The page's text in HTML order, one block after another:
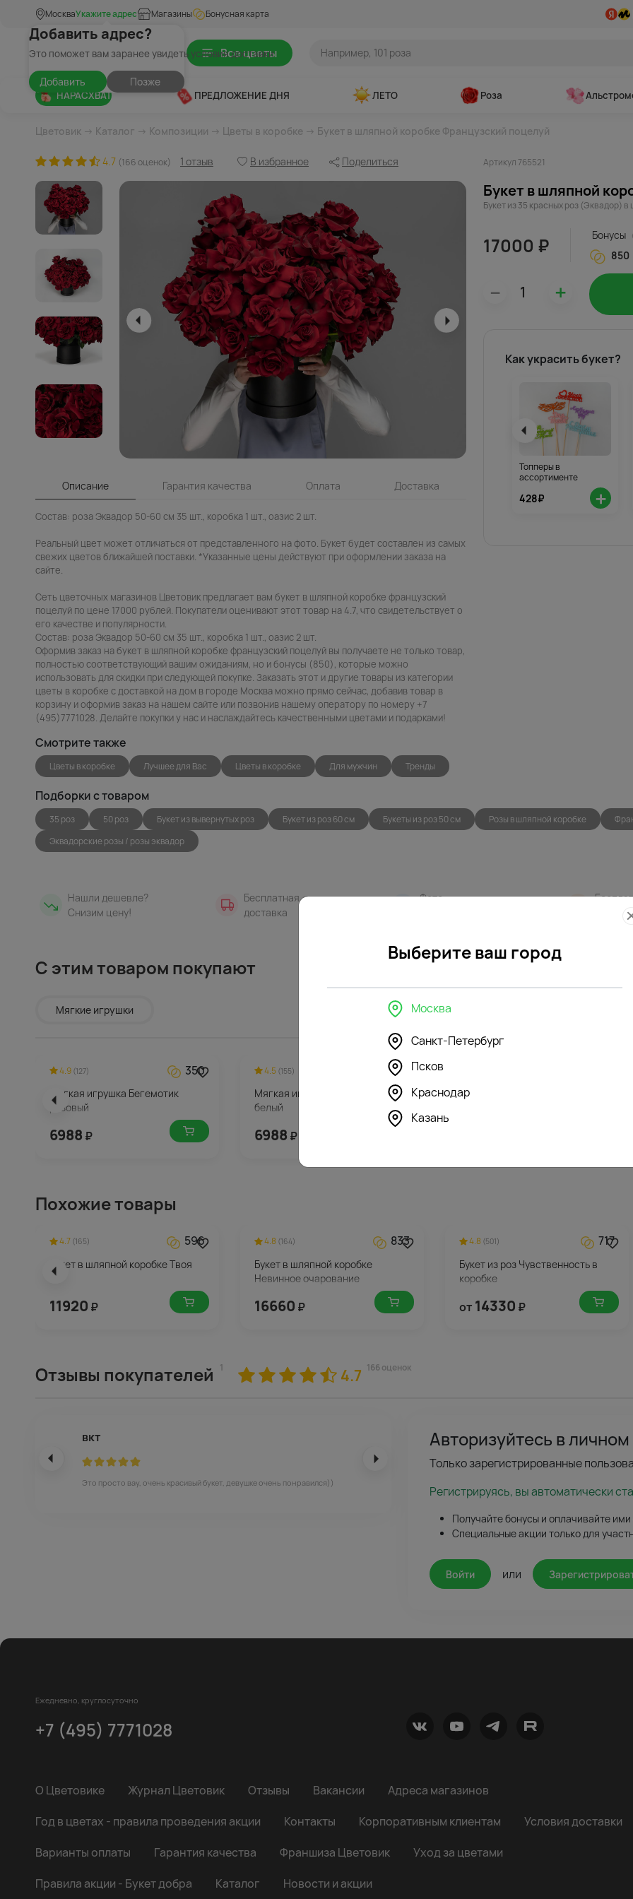
МоскваУкажите адрес
Добавить адрес?
Это поможет вам заранее увидеть условия доставки
Добавить Позже
Магазины Бонусная карта
Все цветы
НАРАСХВАТ ПРЕДЛОЖЕНИЕ ДНЯ ЛЕТО Роза
Цветовик → Каталог → Композиции → Цветы в коробке → Букет в шляпной коробке Французский поцелуй
4.7 (166 оценок) 1 отзыв В избранное Поделиться Артикул 765521
Описание Гарантия качества Оплата Доставка
Состав: роза Эквадор 50-60 см 35 шт., коробка 1 шт., оазис 2 шт.
Реальный цвет может отличаться от представленного на фото. Букет будет составлен из самых
свежих цветов ближайшей поставки. *Указанные цены действуют при оформлении заказа на
сайте.
Сеть цветочных магазинов Цветовик предлагает вам букет в шляпной коробке французский
поцелуй по цене 17000 рублей. Покупатели оценивают этот товар на 4.7, что свидетельствует о
его качестве и популярности.
Состав: роза Эквадор 50-60 см 35 шт., коробка 1 шт., оазис 2 шт.
Оформив заказ на букет в шляпной коробке французский поцелуй вы получаете не только товар,
полностью соответствующий вашим ожиданиям, но и бонусы (850), которые можно
использовать для скидки при следующей покупке. Заказать этот и другие товары из категории
цветы в коробке с доставкой на дом в городе Москва можно прямо сейчас, добавив товар в
корзину и оформив заказ на нашем сайте или позвонив нашему оператору по номеру +7
(495)7771028. Делайте покупки у нас и наслаждайтесь качественными цветами и подарками!
Букет в шляпной
Букет из 35 красных роз (Эквадор)
17000 ₽
Бонусы
850
– +
Как украсить букет?
Топперы в
ассортименте
428₽ +
Смотрите также
Цветы в коробке Лучшее для Вас Цветы в коробке Для мужчин Тренды
Подборки с товаром
35 роз 50 роз Букет из вывернутых роз Букет из роз 60 см Букеты из роз 50 см Розы в шляпной коробке
Эквадорские розы / розы эквадор
Нашли дешевле?
Снизим цену!
Бесплатная
доставка
Фото
С этим товаром покупают
Мягкие игрушки
4.9 (127) 350
Мягкая игрушка Бегемотик
розовый
6988 ₽
4.5 (155) 350
Мягкая игрушка Бегемотик
белый
6988 ₽
Мягкая игрушка Зайка Глори
Похожие товары
4.7 (165) 596
Букет в шляпной коробке Твоя
11920 ₽
4.8 (164) 833
Букет в шляпной коробке
Невинное очарование
16660 ₽
4.8 (501) 717
Букет из роз Чувственность в
коробке
от 14330 ₽
Отзывы покупателей 1 4.7 166 оценок
вкт
Это просто вау, очень красивый букет, девушке очень понравился))
Авторизуйтесь в
Только зарегистрированные
Регистрируясь, вы автоматически
Получайте бонусы и оплачивайте ими
Специальные акции только для
Войти или
Ежедневно, круглосуточно
+7 (495) 7771028
О Цветовике Журнал Цветовик Отзывы Вакансии
Адреса магазинов
Год в цветах - правила проведения акции
Контакты Корпоративным клиентам
Условия доставки
Варианты оплаты
Гарантия качества Франшиза Цветовик
Уход за цветами
Правила акции - Букет добра
Каталог Новости и акции
Выберите ваш город
Москва
Санкт-Петербург
Псков
Краснодар
Казань